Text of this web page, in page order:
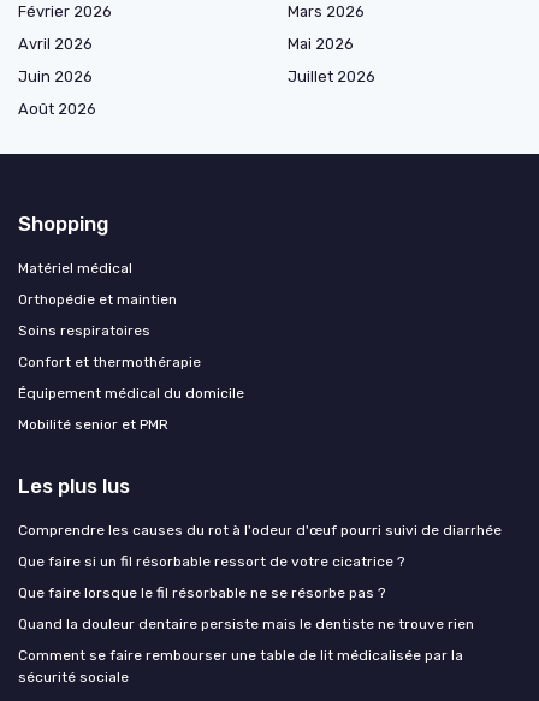
Février 2026
Mars 2026
Avril 2026
Mai 2026
Juin 2026
Juillet 2026
Août 2026
Shopping
Matériel médical
Orthopédie et maintien
Soins respiratoires
Confort et thermothérapie
Équipement médical du domicile
Mobilité senior et PMR
Les plus lus
Comprendre les causes du rot à l'odeur d'œuf pourri suivi de diarrhée
Que faire si un fil résorbable ressort de votre cicatrice ?
Que faire lorsque le fil résorbable ne se résorbe pas ?
Quand la douleur dentaire persiste mais le dentiste ne trouve rien
Comment se faire rembourser une table de lit médicalisée par la
sécurité sociale